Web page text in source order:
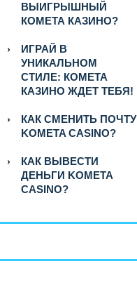
ВЫИГРЫШНЫЙ
КОМЕТА КАЗИНО?
ИГРАЙ В
УНИКАЛЬНОМ
СТИЛЕ: КОМЕТА
КАЗИНО ЖДЕТ ТЕБЯ!
КАК СМЕНИТЬ ПОЧТУ
KOMETA CASINO?
КАК ВЫВЕСТИ
ДЕНЬГИ KOMETA
CASINO?